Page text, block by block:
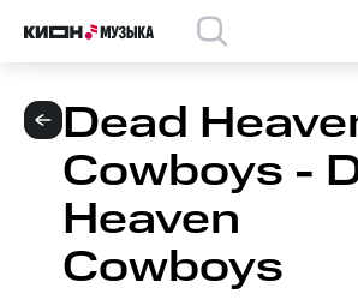
Dead
Cowboys -
Heaven
Cowboys